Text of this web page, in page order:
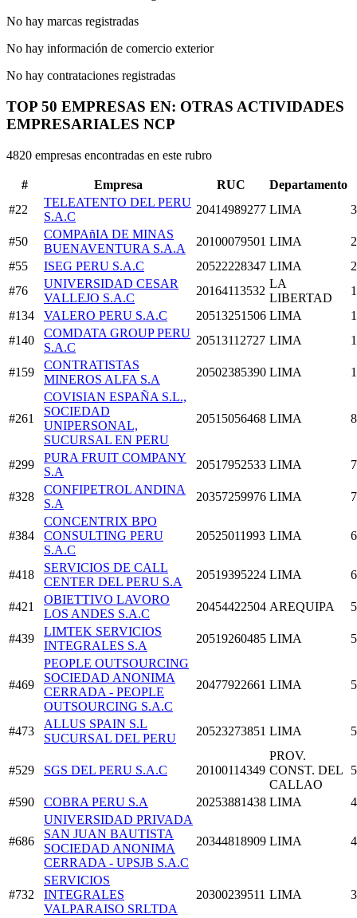
No hay marcas registradas
No hay información de comercio exterior
No hay contrataciones registradas
TOP 50 EMPRESAS EN: OTRAS ACTIVIDADES
EMPRESARIALES NCP
4820 empresas encontradas en este rubro
# Empresa RUC
Departamento
#22
TELEATENTO DEL PERU
S.A.C
20414989277 LIMA
#50
COMPAñIA DE MINAS
BUENAVENTURA S.A.A
20100079501 LIMA
#55
ISEG PERU S.A.C 20522228347 LIMA
#76
UNIVERSIDAD CESAR
VALLEJO S.A.C
20164113532
LA
LIBERTAD
#134
VALERO PERU S.A.C 20513251506 LIMA
#140
COMDATA GROUP PERU
S.A.C
20513112727 LIMA
#159
CONTRATISTAS
MINEROS ALFA S.A
20502385390 LIMA
#261
COVISIAN ESPAÑA S.L.,
SOCIEDAD
UNIPERSONAL,
SUCURSAL EN PERU
20515056468 LIMA
#299
PURA FRUIT COMPANY
S.A
20517952533 LIMA
#328
CONFIPETROL ANDINA
S.A
20357259976 LIMA
#384
CONCENTRIX BPO
CONSULTING PERU
S.A.C
20525011993 LIMA
#418
SERVICIOS DE CALL
CENTER DEL PERU S.A
20519395224 LIMA
#421
OBIETTIVO LAVORO
LOS ANDES S.A.C
20454422504 AREQUIPA
#439
LIMTEK SERVICIOS
INTEGRALES S.A
20519260485 LIMA
#469
PEOPLE OUTSOURCING
SOCIEDAD ANONIMA
CERRADA - PEOPLE
OUTSOURCING S.A.C
20477922661 LIMA
#473
ALLUS SPAIN S.L
SUCURSAL DEL PERU
20523273851 LIMA
#529 SGS DEL PERU S.A.C 20100114349
PROV.
CONST. DEL
CALLAO
#590 COBRA PERU S.A 20253881438 LIMA
#686
UNIVERSIDAD PRIVADA
SAN JUAN BAUTISTA
SOCIEDAD ANONIMA
CERRADA - UPSJB S.A.C
20344818909 LIMA
#732
SERVICIOS
INTEGRALES
VALPARAISO SRLTDA
20300239511 LIMA